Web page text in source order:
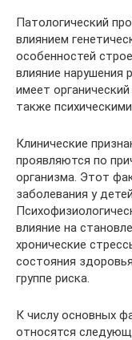
Патологический
влиянием
особенностей
влияние нарушения
имеет
также
Клинические
проявляются по
организма. Этот
заболевания у
влияние на
хронические
состояния
группе риска.
К числу основных
относятся